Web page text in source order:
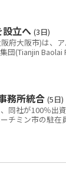
設立へ (3日)
府大阪市)は、
団(Tianjin
務所統合 (5日)
同社が100％出
チミン市の駐